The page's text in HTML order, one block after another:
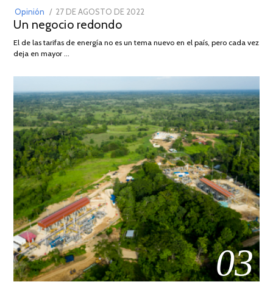
Opinión
POSTED
ON
27 DE AGOSTO DE 2022
DE
Un negocio redondo
El de las tarifas de energía no es un tema nuevo en el país, pero cada vez
deja en mayor …
03